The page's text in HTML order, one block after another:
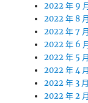
2022 年 9
2022 年 8 月
2022 年 7 月
2022 年 6
2022 年 5 月
2022 年 4 月
2022 年 3 月
2022 年 2 月